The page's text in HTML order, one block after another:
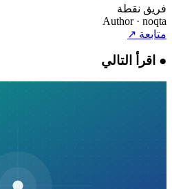
فريق نقطة
Author · noqta
متابعة↗
●اقرأ التالي